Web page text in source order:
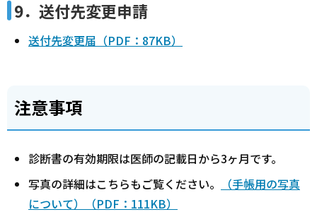
9．送付先変更申請
送付先変更届（PDF：87KB）
注意事項
診断書の有効期限は医師の記載日から3ヶ月です。
写真の詳細はこちらもご覧ください。
（手帳用の写真
について）（PDF：111KB）